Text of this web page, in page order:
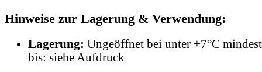
Hinweise zur Lagerung & Verwendung:
Lagerung: Ungeöffnet bei unter +7°C
bis: siehe Aufdruck